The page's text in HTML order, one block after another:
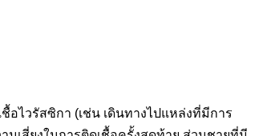
ไวรัสซิกา (เช่น เดินทางไปแหล่งที่มีการ